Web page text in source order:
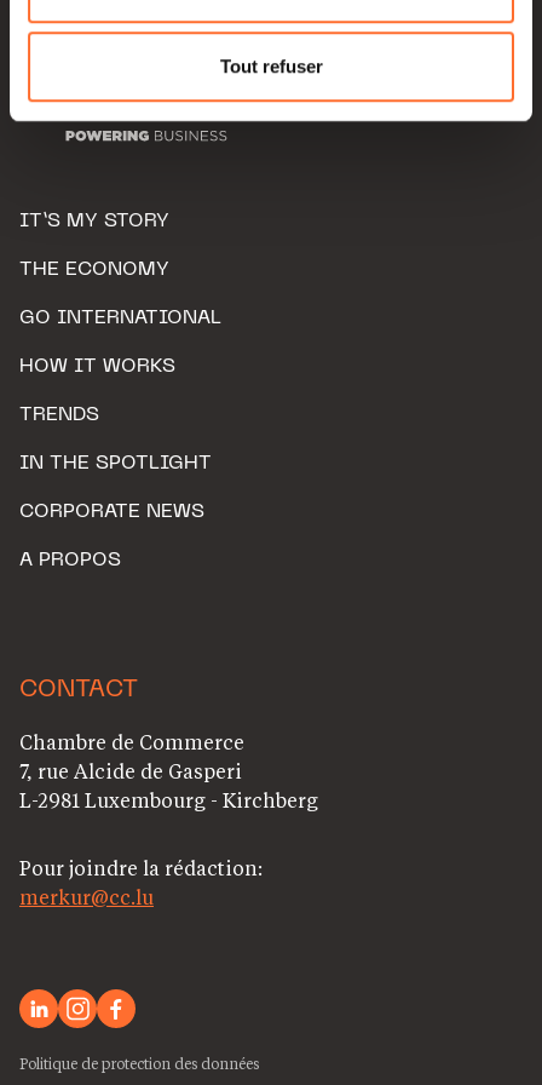
Pour de plus amples informations sur la manière dont
nous utilisons lescookies et sommes amenés à traiter
Charte d’usage des cookieset notrePolitique de
Tout refuser
CONTACT
Chambre de Commerce
7, rue Alcide de Gasperi
L-2981 Luxembourg - Kirchberg
Pour joindre la rédaction:
merkur@cc.lu
Politique de protection des données